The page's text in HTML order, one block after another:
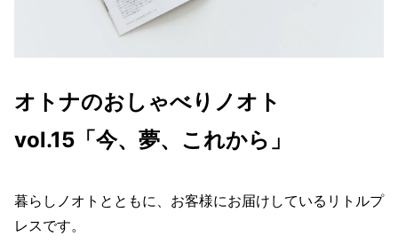
オトナのおしゃべりノオト
vol.15「今、夢、これから」
暮らしノオトとともに、お客様にお届けしているリトルプ
レスです。